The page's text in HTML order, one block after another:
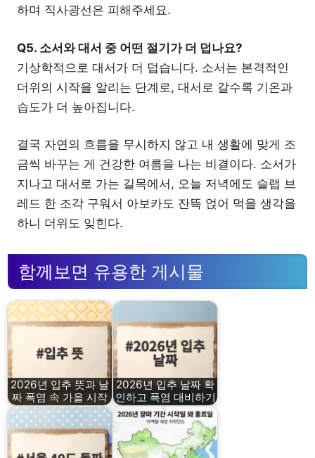
하며 직사광선은 피해주세요.
Q5. 소서와 대서 중 어떤 절기가 더 덥나요?
기상학적으로 대서가 더 덥습니다. 소서는 본격적인
더위의 시작을 알리는 단계로, 대서로 갈수록 기온과
습도가 더 높아집니다.
결국 자연의 흐름을 무시하지 않고 내 생활에 맞게 조
금씩 바꾸는 게 건강한 여름을 나는 비결이다. 소서가
지나고 대서로 가는 길목에서, 오늘 저녁에도 슬랩 브
레드 한 조각 구워서 아보카도 잔뜩 얹어 먹을 생각을
하니 더위도 잊힌다.
함께보면 유용한 게시물
2026년 입추 뜻과 날
짜 폭염 속 가을 시작
2026년 입추 날짜 확
인하고 폭염 대비하기